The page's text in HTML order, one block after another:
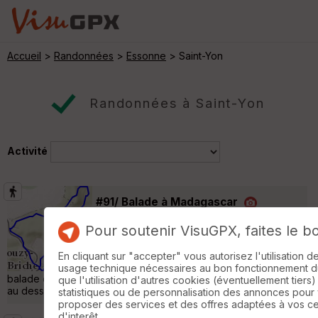
Accueil > Randonnées > Essonne > Saint-Yon
Randonnées à Saint-Yon
Activité
#91/ Balade à Madagascar
Randonnée Pédestre 5 km
Randonnée dans l'Essonne au départ de
Souzy-la-Briche, prés du lavoir pour une
balade dans les anciennes carrières de Madagascar puis retour
au dessus de la Boëlle. »
Pour soutenir VisuGPX, faites le
En cliquant sur "accepter" vous autorisez l'utilisation
usage technique nécessaires au bon fonctionnement
que l'utilisation d'autres cookies (éventuellement
statistiques ou de personnalisation des annonces pour
proposer des services et des offres adaptées à vos